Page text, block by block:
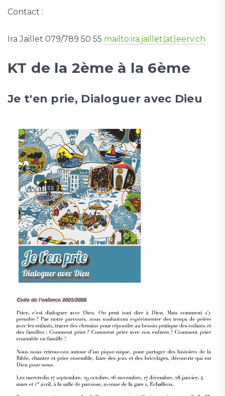
Contact :
Ira Jaillet 079/789 50 55 mailto:ira.jaillet(at)eerv.ch
KT de la 2ème à la 6ème
Je t'en prie, Dialoguer avec Dieu